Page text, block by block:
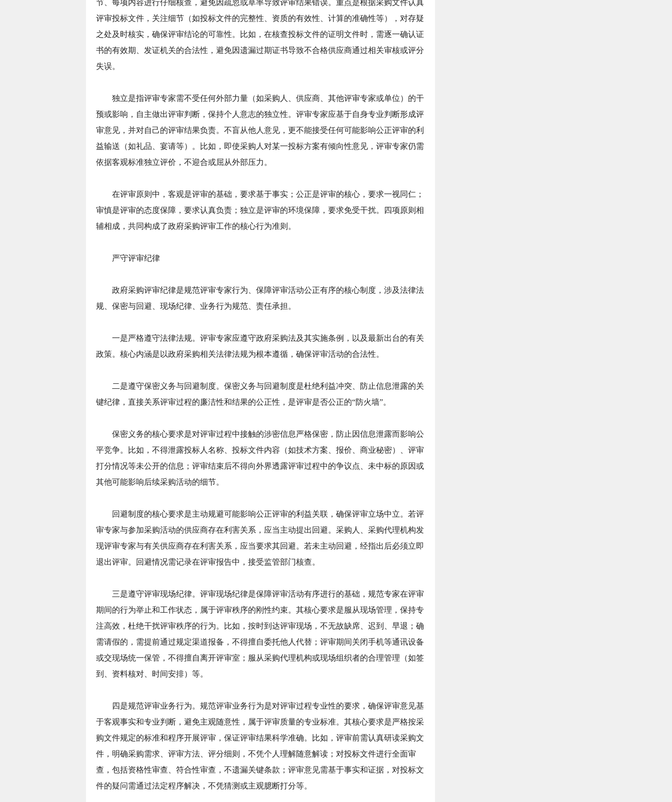
节、每项内容进行仔细核查，避免因疏忽或草率导致评审结果错误。重点是根据采购文件认真
评审投标文件，关注细节（如投标文件的完整性、资质的有效性、计算的准确性等），对存疑
之处及时核实，确保评审结论的可靠性。比如，在核查投标文件的证明文件时，需逐一确认证
书的有效期、发证机关的合法性，避免因遗漏过期证书导致不合格供应商通过相关审核或评分
失误。
独立是指评审专家需不受任何外部力量（如采购人、供应商、其他评审专家或单位）的干
预或影响，自主做出评审判断，保持个人意志的独立性。评审专家应基于自身专业判断形成评
审意见，并对自己的评审结果负责。不盲从他人意见，更不能接受任何可能影响公正评审的利
益输送（如礼品、宴请等）。比如，即使采购人对某一投标方案有倾向性意见，评审专家仍需
依据客观标准独立评价，不迎合或屈从外部压力。
在评审原则中，客观是评审的基础，要求基于事实；公正是评审的核心，要求一视同仁；
审慎是评审的态度保障，要求认真负责；独立是评审的环境保障，要求免受干扰。四项原则相
辅相成，共同构成了政府采购评审工作的核心行为准则。
严守评审纪律
政府采购评审纪律是规范评审专家行为、保障评审活动公正有序的核心制度，涉及法律法
规、保密与回避、现场纪律、业务行为规范、责任承担。
一是严格遵守法律法规。评审专家应遵守政府采购法及其实施条例，以及最新出台的有关
政策。核心内涵是以政府采购相关法律法规为根本遵循，确保评审活动的合法性。
二是遵守保密义务与回避制度。保密义务与回避制度是杜绝利益冲突、防止信息泄露的关
键纪律，直接关系评审过程的廉洁性和结果的公正性，是评审是否公正的“防火墙”。
保密义务的核心要求是对评审过程中接触的涉密信息严格保密，防止因信息泄露而影响公
平竞争。比如，不得泄露投标人名称、投标文件内容（如技术方案、报价、商业秘密）、评审
打分情况等未公开的信息；评审结束后不得向外界透露评审过程中的争议点、未中标的原因或
其他可能影响后续采购活动的细节。
回避制度的核心要求是主动规避可能影响公正评审的利益关联，确保评审立场中立。若评
审专家与参加采购活动的供应商存在利害关系，应当主动提出回避。采购人、采购代理机构发
现评审专家与有关供应商存在利害关系，应当要求其回避。若未主动回避，经指出后必须立即
退出评审。回避情况需记录在评审报告中，接受监管部门核查。
三是遵守评审现场纪律。评审现场纪律是保障评审活动有序进行的基础，规范专家在评审
期间的行为举止和工作状态，属于评审秩序的刚性约束。其核心要求是服从现场管理，保持专
注高效，杜绝干扰评审秩序的行为。比如，按时到达评审现场，不无故缺席、迟到、早退；确
需请假的，需提前通过规定渠道报备，不得擅自委托他人代替；评审期间关闭手机等通讯设备
或交现场统一保管，不得擅自离开评审室；服从采购代理机构或现场组织者的合理管理（如签
到、资料核对、时间安排）等。
四是规范评审业务行为。规范评审业务行为是对评审过程专业性的要求，确保评审意见基
于客观事实和专业判断，避免主观随意性，属于评审质量的专业标准。其核心要求是严格按采
购文件规定的标准和程序开展评审，保证评审结果科学准确。比如，评审前需认真研读采购文
件，明确采购需求、评审方法、评分细则，不凭个人理解随意解读；对投标文件进行全面审
查，包括资格性审查、符合性审查，不遗漏关键条款；评审意见需基于事实和证据，对投标文
件的疑问需通过法定程序解决，不凭猜测或主观臆断打分等。